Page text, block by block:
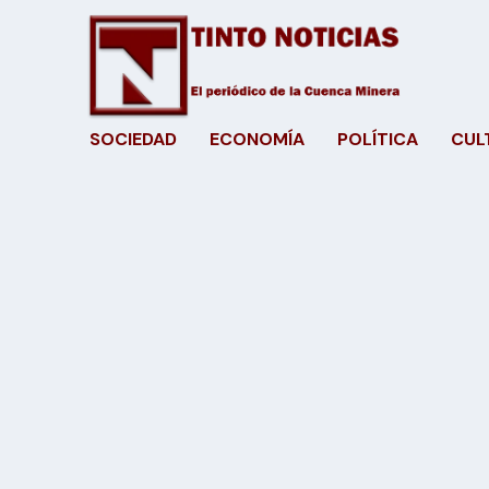
SOCIEDAD ECONOMÍA POLÍTICA